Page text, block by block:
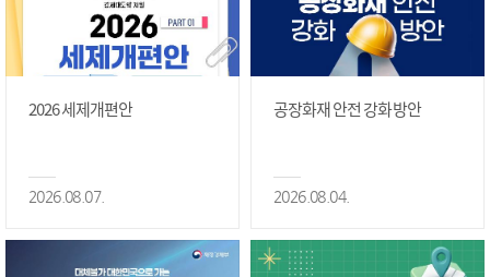
2026 세제개편안
2026.08.07.
공장화재 안전 강화 방안
2026.08.04.